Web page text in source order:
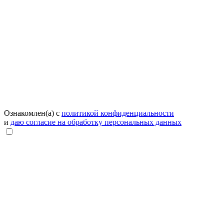
Ознакомлен(а) с политикой конфиденциальности
и даю согласие на обработку персональных данных